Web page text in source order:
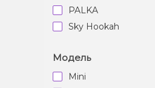
PALKA
Sky Hookah
Модель
Mini